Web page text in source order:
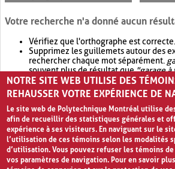
Votre recherche n'a donné aucun
Vérifiez que l'orthographe est correcte.
Supprimez les guillemets autour des
rechercher chaque mot séparément.
souvent plus de résultat que"garage à
Envisagez d'élargir votre recherche
retournera souvent plus de résultat
NOTRE SITE WEB UTILISE DES
REHAUSSER VOTRE EXPÉRIENCE DE
Le site web de Polytechnique Montréal utilise
afin de recueillir des statistiques générales et
expérience à ses visiteurs. En naviguant sur le
l’utilisation de ces témoins selon les modalités
d’utilisation. Vous pouvez refuser les témoins
vos paramètres de navigation. Pour en savoir